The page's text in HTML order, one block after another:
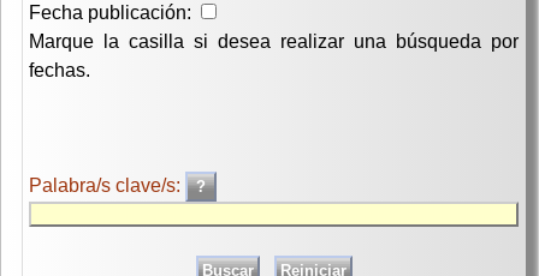
Fecha publicación:
Marque la casilla si desea realizar una búsqueda por
fechas.
Palabra/s clave/s: